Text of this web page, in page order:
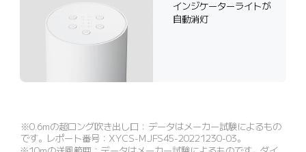
インジケーターライトが
自動消灯
※0.6mの超ロング吹き出し口：データはメーカー試験によるもの
です。レポート番号：XYCS-MJFS45-20221230-03。